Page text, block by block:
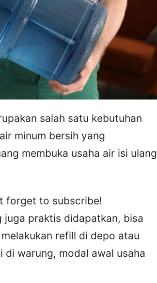
salah satu kebutuhan
minum bersih yang
membuka usaha air isi ulang
forget to subscribe!
juga praktis didapatkan, bisa
refill di depo atau
di warung, modal awal usaha